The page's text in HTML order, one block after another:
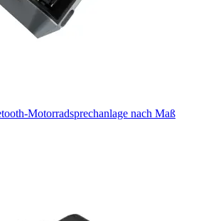
Motorradsprechanlage nach Maß